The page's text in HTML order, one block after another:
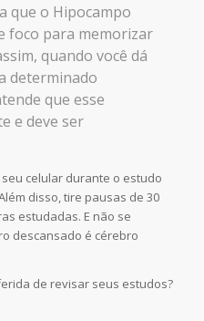
que o Hipocampo
foco para memorizar
quando você dá
determinado
que esse
e deve ser
celular durante o estudo
disso, tire pausas de 30
estudadas. E não se
descansado é cérebro
de revisar seus estudos?